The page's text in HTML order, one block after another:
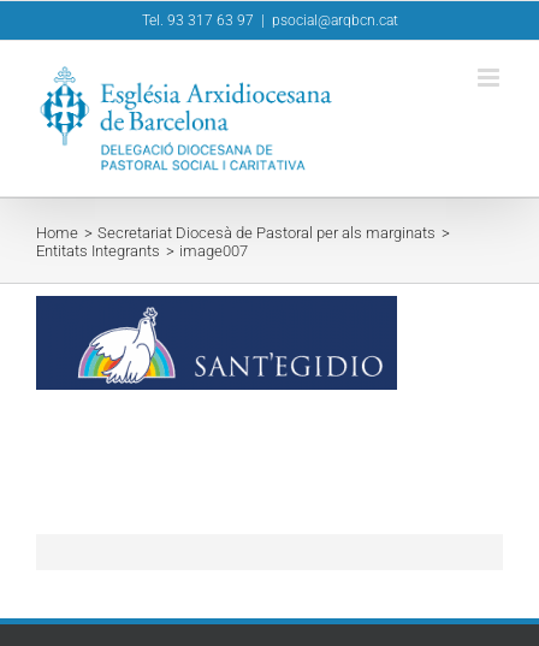
to
Tel. 93 317 63 97 psocial@arqbcn.cat
Home
Secretariat Diocesà de Pastoral per als marginats
Entitats Integrants
image007